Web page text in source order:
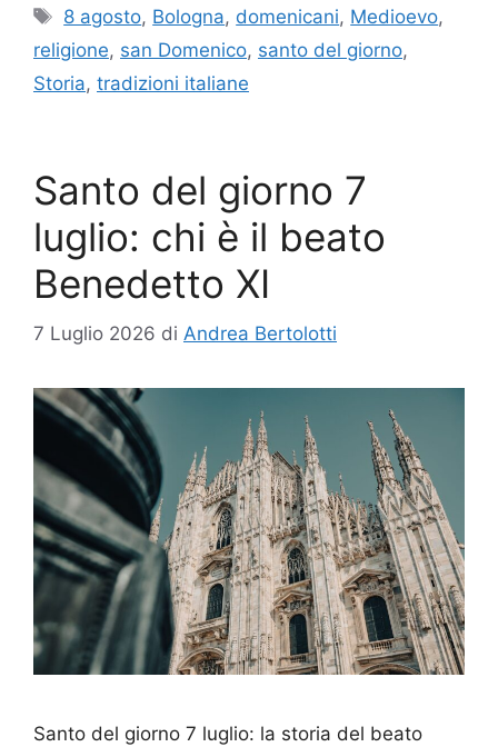
Tag
8 agosto, Bologna, domenicani, Medioevo,
religione, san Domenico, santo del giorno,
Storia, tradizioni italiane
Santo del giorno 7
luglio: chi è il beato
Benedetto XI
7 Luglio 2026 di Andrea Bertolotti
Santo del giorno 7 luglio: la storia del beato